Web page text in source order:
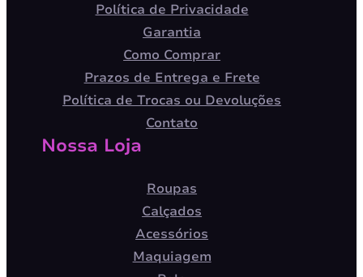
Política de Privacidade
Garantia
Como Comprar
Prazos de Entrega e Frete
Política de Trocas ou Devoluções
Contato
Nossa Loja
Roupas
Calçados
Acessórios
Maquiagem